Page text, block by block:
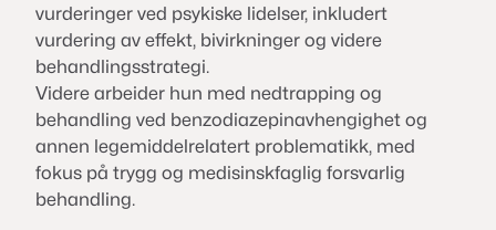
vurderinger ved psykiske lidelser, inkludert
vurdering av effekt, bivirkninger og videre
behandlingsstrategi.
Videre arbeider hun med nedtrapping og
behandling ved benzodiazepinavhengighet og
annen legemiddelrelatert problematikk, med
fokus på trygg og medisinskfaglig forsvarlig
behandling.